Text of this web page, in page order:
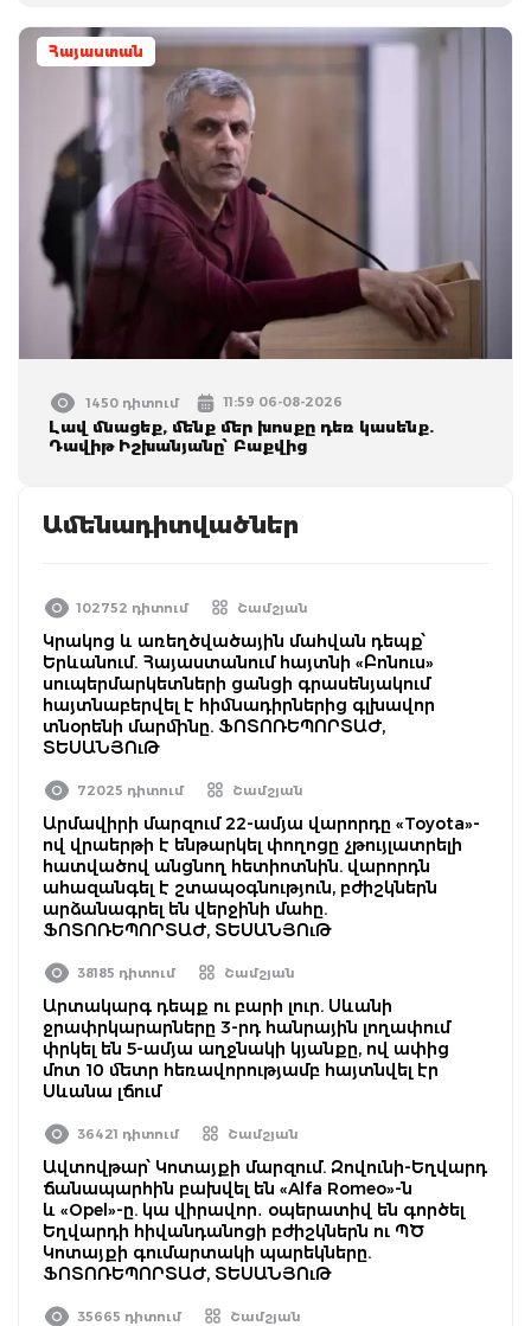
Հայաստան
1450 դիտում 11:59 06-08-2026
Լավ մնացեք, մենք մեր խոսքը դեռ կասենք.
Դավիթ Իշխանյանը՝ Բաքվից
Ամենադիտվածներ
102752 դիտում Շամշյան
Կրակոց և առեղծվածային մահվան դեպք՝
Երևանում. Հայաստանում հայտնի «Բոնուս»
սուպերմարկետների ցանցի գրասենյակում
հայտնաբերվել է հիմնադիրներից գլխավոր
տնօրենի մարմինը. ՖՈՏՈՌԵՊՈՐՏԱԺ,
ՏԵՍԱՆՅՈւԹ
72025 դիտում Շամշյան
Արմավիրի մարզում 22-ամյա վարորդը «Toyota»-
ով վրաերթի է ենթարկել փողոցը չթույլատրելի
հատվածով անցնող հետիոտնին. վարորդն
ահազանգել է շտապօգնություն, բժիշկներն
արձանագրել են վերջինի մահը.
ՖՈՏՈՌԵՊՈՐՏԱԺ, ՏԵՍԱՆՅՈւԹ
38185 դիտում Շամշյան
Արտակարգ դեպք ու բարի լուր. Սևանի
ջրափրկարարները 3-րդ հանրային լողափում
փրկել են 5-ամյա աղջնակի կյանքը, ով ափից
մոտ 10 մետր հեռավորությամբ հայտնվել էր
Սևանա լճում
36421 դիտում Շամշյան
Ավտովթար՝ Կոտայքի մարզում. Զովունի-Եղվարդ
ճանապարհին բախվել են «Alfa Romeo»-ն
և «Opel»-ը. կա վիրավոր․ օպերատիվ են գործել
Եղվարդի հիվանդանոցի բժիշկներն ու ՊԾ
Կոտայքի գումարտակի պարեկները.
ՖՈՏՈՌԵՊՈՐՏԱԺ, ՏԵՍԱՆՅՈւԹ
35665 դիտում Շամշյան